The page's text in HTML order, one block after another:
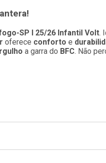
SP I 25/26 Infantil Volt.
oferece conforto e
a garra do BFC. Não